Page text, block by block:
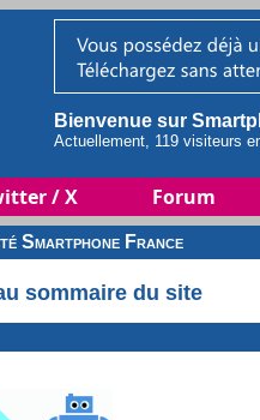
Bienvenue sur
Actuellement, 119 visiteurs
/ X Forum
Smartphone France
sommaire du site